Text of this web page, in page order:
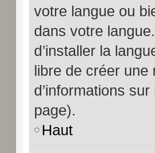
votre langue ou
dans votre
d’installer la
libre de créer une
d’informations
page).
Haut